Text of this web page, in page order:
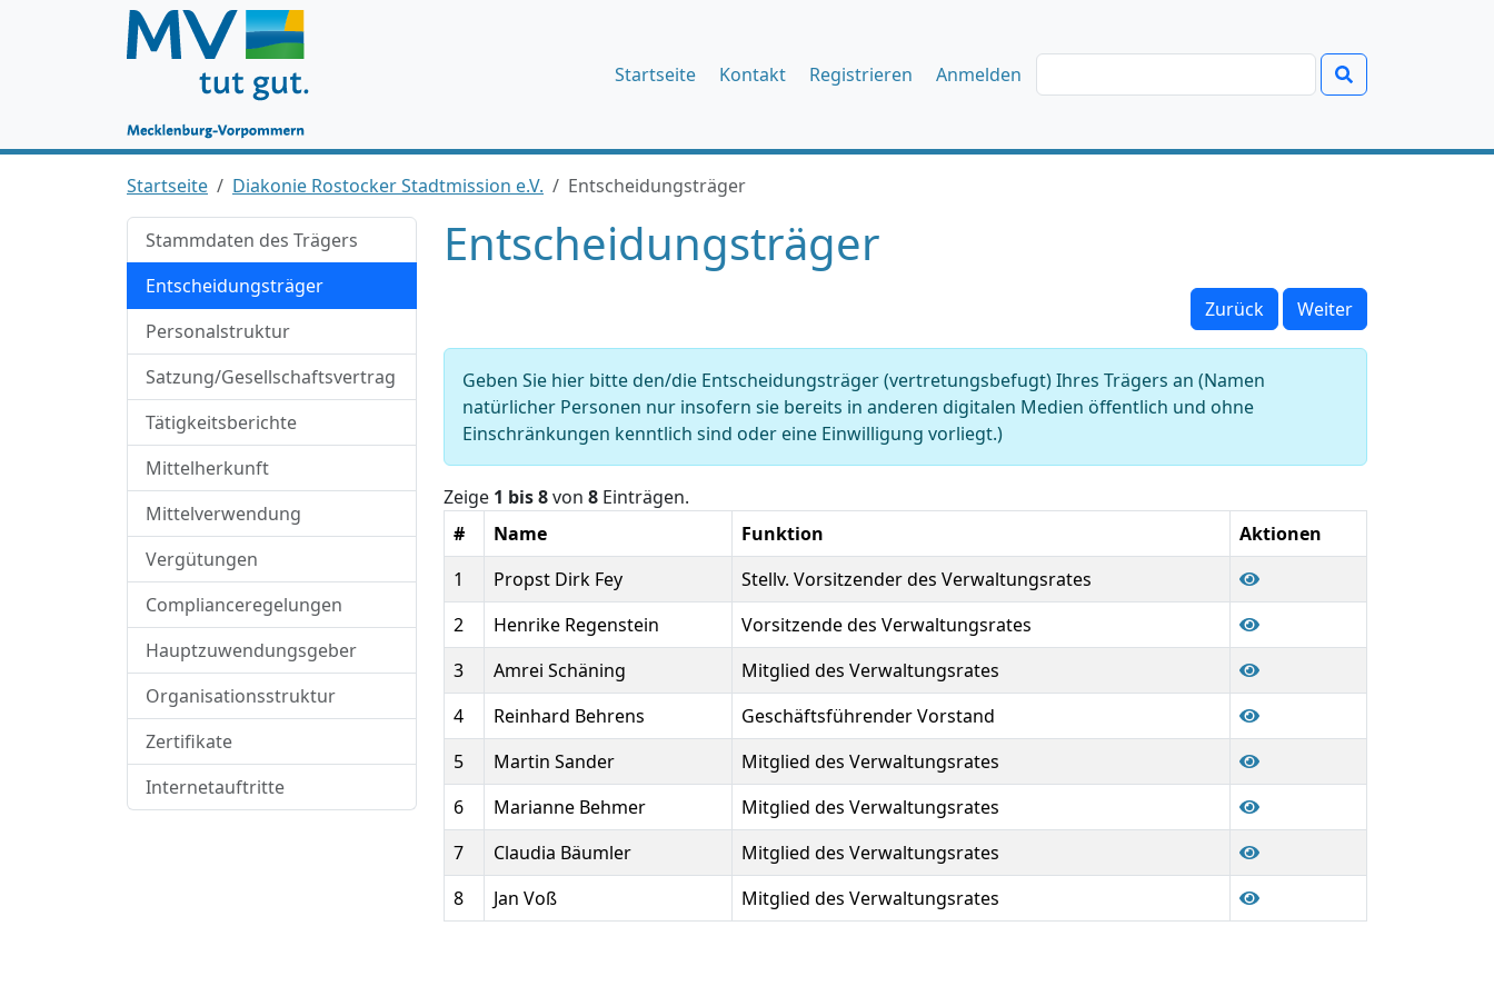
Startseite Kontakt Registrieren Anmelden
Startseite Diakonie Rostocker Stadtmission e.V. Entscheidungsträger
Stammdaten des Trägers
Entscheidungsträger
Personalstruktur
Satzung/Gesellschaftsvertrag
Tätigkeitsberichte
Mittelherkunft
Mittelverwendung
Vergütungen
Complianceregelungen
Hauptzuwendungsgeber
Organisationsstruktur
Zertifikate
Internetauftritte
Entscheidungsträger
Zurück Weiter
Geben Sie hier bitte den/die Entscheidungsträger (vertretungsbefugt) Ihres Trägers an (Namen
natürlicher Personen nur insofern sie bereits in anderen digitalen Medien öffentlich und ohne
Einschränkungen kenntlich sind oder eine Einwilligung vorliegt.)
Zeige 1 bis 8von 8 Einträgen.
#
Name Funktion
Aktionen
1
Propst Dirk Fey
Stellv. Vorsitzender des Verwaltungsrates
2
Henrike Regenstein
Vorsitzende des Verwaltungsrates
3
Amrei Schäning
Mitglied des Verwaltungsrates
4
Reinhard Behrens
Geschäftsführender Vorstand
5
Martin Sander
Mitglied des Verwaltungsrates
6
Marianne Behmer
Mitglied des Verwaltungsrates
7
Claudia Bäumler
Mitglied des Verwaltungsrates
8
Jan Voß Mitglied des Verwaltungsrates